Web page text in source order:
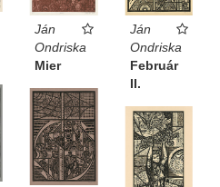
Ján
Ondriska
Mier
Ján
Ondriska
Február
II.